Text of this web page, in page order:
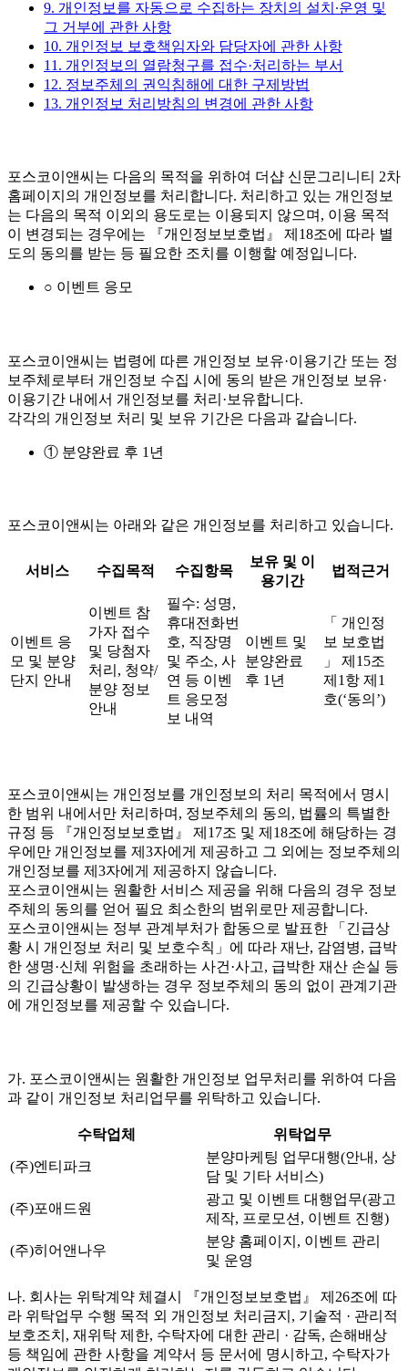
9. 개인정보를 자동으로 수집하는 장치의 설치∙운영 및
그 거부에 관한 사항
10. 개인정보 보호책임자와 담당자에 관한 사항
11. 개인정보의 열람청구를 접수·처리하는 부서
12. 정보주체의 권익침해에 대한 구제방법
13. 개인정보 처리방침의 변경에 관한 사항
포스코이앤씨는 다음의 목적을 위하여 더샵 신문그리니티 2차
홈페이지의 개인정보를 처리합니다. 처리하고 있는 개인정보
는 다음의 목적 이외의 용도로는 이용되지 않으며, 이용 목적
이 변경되는 경우에는 『개인정보보호법』 제18조에 따라 별
도의 동의를 받는 등 필요한 조치를 이행할 예정입니다.
○ 이벤트 응모
포스코이앤씨는 법령에 따른 개인정보 보유·이용기간 또는 정
보주체로부터 개인정보 수집 시에 동의 받은 개인정보 보유·
이용기간 내에서 개인정보를 처리·보유합니다.
각각의 개인정보 처리 및 보유 기간은 다음과 같습니다.
① 분양완료 후 1년
포스코이앤씨는 아래와 같은 개인정보를 처리하고 있습니다.
서비스 수집목적 수집항목
보유 및 이
용기간
법적근거
이벤트 응
모 및 분양
단지 안내
이벤트 참
가자 접수
및 당첨자
처리, 청약/
분양 정보
안내
필수: 성명,
휴대전화번
호, 직장명
및 주소, 사
연 등 이벤
트 응모정
보 내역
이벤트 및
분양완료
후 1년
「 개인정
보 보호법
」 제15조
제1항 제1
호(‘동의’)
포스코이앤씨는 개인정보를 개인정보의 처리 목적에서 명시
한 범위 내에서만 처리하며, 정보주체의 동의, 법률의 특별한
규정 등 『개인정보보호법』 제17조 및 제18조에 해당하는 경
우에만 개인정보를 제3자에게 제공하고 그 외에는 정보주체의
개인정보를 제3자에게 제공하지 않습니다.
포스코이앤씨는 원활한 서비스 제공을 위해 다음의 경우 정보
주체의 동의를 얻어 필요 최소한의 범위로만 제공합니다.
포스코이앤씨는 정부 관계부처가 합동으로 발표한 「긴급상
황 시 개인정보 처리 및 보호수칙」에 따라 재난, 감염병, 급박
한 생명·신체 위험을 초래하는 사건·사고, 급박한 재산 손실 등
의 긴급상황이 발생하는 경우 정보주체의 동의 없이 관계기관
에 개인정보를 제공할 수 있습니다.
가. 포스코이앤씨는 원활한 개인정보 업무처리를 위하여 다음
과 같이 개인정보 처리업무를 위탁하고 있습니다.
수탁업체 위탁업무
(주)엔티파크
분양마케팅 업무대행(안내, 상
담 및 기타 서비스)
(주)포애드원
광고 및 이벤트 대행업무(광고
제작, 프로모션, 이벤트 진행)
(주)히어앤나우
분양 홈페이지, 이벤트 관리
및 운영
나. 회사는 위탁계약 체결시 『개인정보보호법』 제26조에 따
라 위탁업무 수행 목적 외 개인정보 처리금지, 기술적 · 관리적
보호조치, 재위탁 제한, 수탁자에 대한 관리 · 감독, 손해배상
등 책임에 관한 사항을 계약서 등 문서에 명시하고, 수탁자가